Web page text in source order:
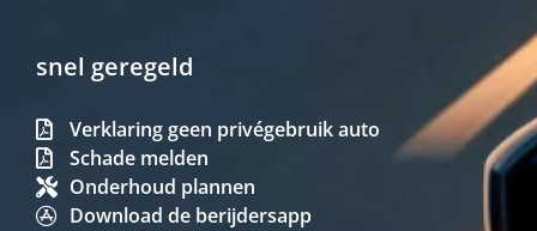
snel geregeld
Verklaring geen privégebruik auto
Schade melden
Onderhoud plannen
Download de berijdersapp